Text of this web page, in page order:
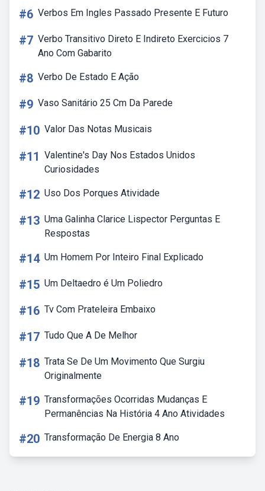
#6 Verbos Em Ingles Passado Presente E Futuro
#7 Verbo Transitivo Direto E Indireto Exercicios 7
Ano Com Gabarito
#8 Verbo De Estado E Ação
#9 Vaso Sanitário 25 Cm Da Parede
#10 Valor Das Notas Musicais
#11 Valentine's Day Nos Estados Unidos
Curiosidades
#12 Uso Dos Porques Atividade
#13 Uma Galinha Clarice Lispector Perguntas E
Respostas
#14 Um Homem Por Inteiro Final Explicado
#15 Um Deltaedro é Um Poliedro
#16 Tv Com Prateleira Embaixo
#17 Tudo Que A De Melhor
#18 Trata Se De Um Movimento Que Surgiu
Originalmente
#19 Transformações Ocorridas Mudanças E
Permanências Na História 4 Ano Atividades
#20 Transformação De Energia 8 Ano